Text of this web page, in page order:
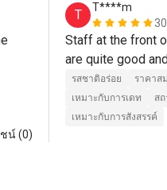
น์ (0)
T
T****m
Staff at the front
are quite good
welcome (Cee
staff who take
and serve are
รสชาติอร่อย
ราคาส
เหมาะกับการเดท
ส
เหมาะกับการสังสรรค์